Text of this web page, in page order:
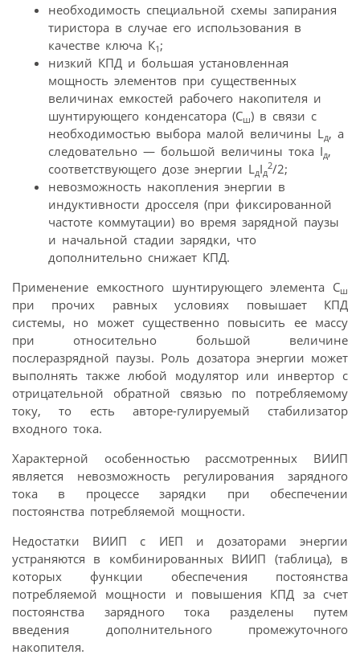
необходимость специальной схемы запирания
тиристора в случае его использования в
качестве ключа К1 ;
низкий КПД и большая установленная
мощность элементов при существенных
величинах емкостей рабочего накопителя и
шунтирующего конденсатора (Сш) в связи с
необходимостью выбора малой величины L д, а
следовательно — большой величины тока Iд,
соответствующего дозе энергии L дIд
2/2;
невозможность накопления энергии в
индуктивности дросселя (при фиксированной
частоте коммутации) во время зарядной паузы
и начальной стадии зарядки, что
дополнительно снижает КПД.
Применение емкостного шунтирующего элемента Сш
при прочих равных условиях повышает КПД
системы, но может существенно повысить ее массу
при относительно большой величине
послеразрядной паузы. Роль дозатора энергии может
выполнять также любой модулятор или инвертор с
отрицательной обратной связью по потребляемому
току, то есть авторе-гулируемый стабилизатор
входного тока.
Характерной особенностью рассмотренных ВИИП
является невозможность регулирования зарядного
тока в процессе зарядки при обеспечении
постоянства потребляемой мощности.
Недостатки ВИИП с ИЕП и дозаторами энергии
устраняются в комбинированных ВИИП (таблица), в
которых функции обеспечения постоянства
потребляемой мощности и повышения КПД за счет
постоянства зарядного тока разделены путем
введения дополнительного промежуточного
накопителя.